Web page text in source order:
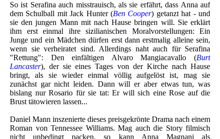
So ist Serafina auch misstrauisch, als sie erfährt, dass Anna auf
dem Schulball mit Jack Hunter (Ben Cooper) getanzt hat - und
sie den jungen Mann mit nach Hause bringen will. Sie erklärt
ihm erst einmal ihre sizilianischen Moralvorstellungen: Ein
Junge und ein Mädchen dürfen erst dann erstmalig alleine sein,
wenn sie verheiratet sind. Allerdings naht auch für Serafina
"Rettung": Den einfältigen Alvaro Mangiacavallo (Burt
Lancaster), der sie eines Tages von der Kirche nach Hause
bringt, als sie wieder einmal völlig aufgelöst ist, mag sie
zunächst gar nicht leiden. Dann will er aber etwas tun, was
bislang nur Rosario für sie tat: Er will sich eine Rose auf die
Brust tätowieren lassen...
Daniel Mann inszenierte dieses preisgekrönte Drama nach einem
Roman von Tennessee Williams. Mag auch die Story filmisch
nicht unbedingt packen, so kann Anna Magnani als